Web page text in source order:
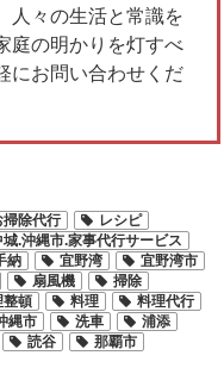
人々の生活と常識を
庭の明かりを灯すべ
にお問い合わせくだ
掃除代行
レシピ
城.沖縄市.家事代行サービス
納 宜野湾
宜野湾市
扇風機
掃除
整頓 料理
料理代行
縄市 洗車
浦添
読谷 那覇市